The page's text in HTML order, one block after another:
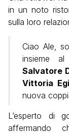
in un noto
sulla loro
Ciao Ale,
insieme
Salvatore
Vittoria
nuova
L’esperto di
affermando